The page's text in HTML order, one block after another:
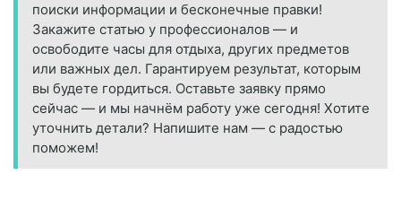
поиски информации и бесконечные правки!
Закажите статью у профессионалов — и
освободите часы для отдыха, других предметов
или важных дел. Гарантируем результат, которым
вы будете гордиться. Оставьте заявку прямо
сейчас — и мы начнём работу уже сегодня! Хотите
уточнить детали? Напишите нам — с радостью
поможем!